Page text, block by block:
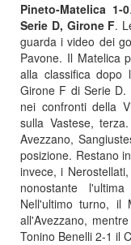
Pineto-Matelica 1-0
Serie D, Girone F.
guarda i video dei
Pavone. Il Matelica
alla classifica dopo
Girone F di Serie
nei confronti della
sulla Vastese,
Avezzano,
posizione. Restano
invece, i
nonostante
Nell'ultimo turno, il
all'Avezzano,
Tonino Benelli 2-1 il